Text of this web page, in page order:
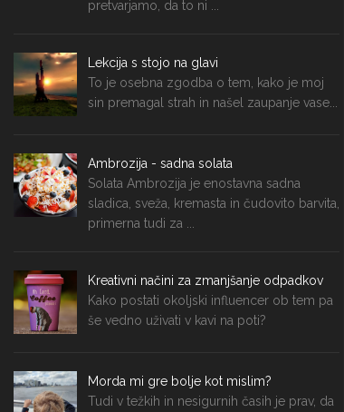
pretvarjamo, da to ni ...
Lekcija s stojo na glavi
To je osebna zgodba o tem, kako je moj
sin premagal strah in našel zaupanje vase...
Ambrozija - sadna solata
Solata Ambrozija je enostavna sadna
sladica, sveža, kremasta in čudovito barvita,
primerna tudi za ...
Kreativni načini za zmanjšanje odpadkov
Kako postati okoljski influencer ob tem pa
še vedno uživati v kavi na poti?
Morda mi gre bolje kot mislim?
Tudi v težkih in nesigurnih časih je prav, da